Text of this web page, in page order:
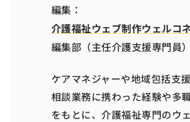
編集：
介護福祉ウェブ制作ウェルコ
編集部（主任介護支援専門員）
ケアマネジャーや地域包括支
相談業務に携わった経験や多
をもとに、介護福祉専門のウ